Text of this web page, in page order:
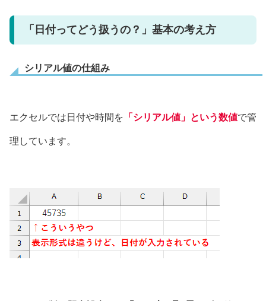
「日付ってどう扱うの？」基本の考え方
シリアル値の仕組み
エクセルでは日付や時間を 「シリアル値」という数値で管
理しています。